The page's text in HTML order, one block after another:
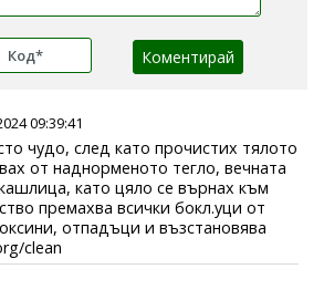
09:39:41
чудо, след като прочистих тялото
от наднорменото тегло, вечната
като цяло се върнах към
премахва всички бокл.уци от
отпадъци и възстановява
clean